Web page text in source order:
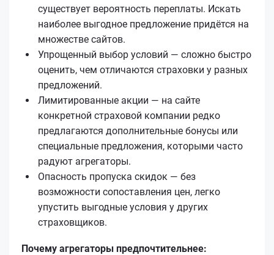
существует вероятность переплаты. Искать
наиболее выгодное предложение придётся на
множестве сайтов.
Упрощенный выбор условий — сложно быстро
оценить, чем отличаются страховки у разных
предложений.
Лимитированные акции — на сайте
конкретной страховой компании редко
предлагаются дополнительные бонусы или
специальные предложения, которыми часто
радуют агрегаторы.
Опасность пропуска скидок — без
возможности сопоставления цен, легко
упустить выгодные условия у других
страховщиков.
Почему агрегаторы предпочтительнее: